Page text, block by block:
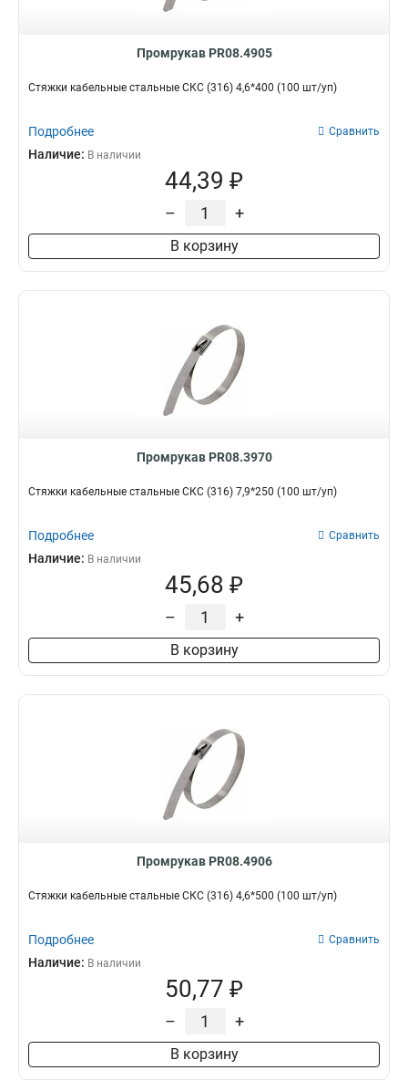
Промрукав PR08.4905
Стяжки кабельные стальные СКС (316) 4,6*400 (100 шт/уп)
Подробнее Сравнить
Наличие: В наличии
44,39 ₽
– +
В корзину
Промрукав PR08.3970
Стяжки кабельные стальные СКС (316) 7,9*250 (100 шт/уп)
Подробнее Сравнить
Наличие: В наличии
45,68 ₽
– +
В корзину
Промрукав PR08.4906
Стяжки кабельные стальные СКС (316) 4,6*500 (100 шт/уп)
Подробнее Сравнить
Наличие: В наличии
50,77 ₽
– +
В корзину